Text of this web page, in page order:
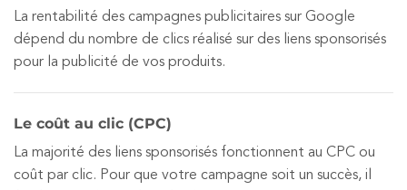
La rentabilité des campagnes publicitaires sur Google
dépend du nombre de clics réalisé sur des liens sponsorisés
pour la publicité de vos produits.
Le coût au clic (CPC)
La majorité des liens sponsorisés fonctionnent au CPC ou
coût par clic. Pour que votre campagne soit un succès, il